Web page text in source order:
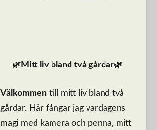
🌿Mitt liv bland två gårdar🌿
Välkommen till mitt liv bland två
gårdar. Här fångar jag vardagens
magi med kamera och penna, mitt